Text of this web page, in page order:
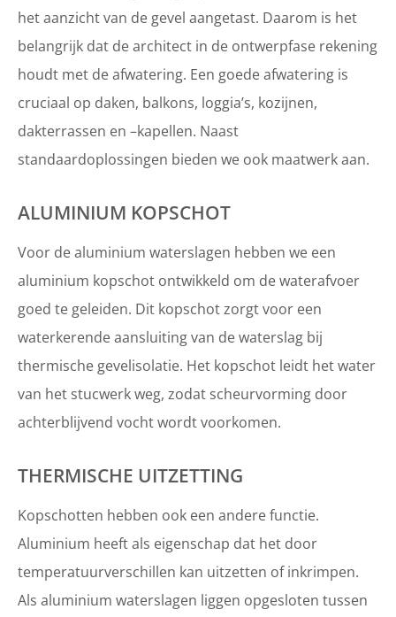
het aanzicht van de gevel aangetast. Daarom is het
belangrijk dat de architect in de ontwerpfase rekening
houdt met de afwatering. Een goede afwatering is
cruciaal op daken, balkons, loggia’s, kozijnen,
dakterrassen en –kapellen. Naast
standaardoplossingen bieden we ook maatwerk aan.
ALUMINIUM KOPSCHOT
Voor de aluminium waterslagen hebben we een
aluminium kopschot ontwikkeld om de waterafvoer
goed te geleiden. Dit kopschot zorgt voor een
waterkerende aansluiting van de waterslag bij
thermische gevelisolatie. Het kopschot leidt het water
van het stucwerk weg, zodat scheurvorming door
achterblijvend vocht wordt voorkomen.
THERMISCHE UITZETTING
Kopschotten hebben ook een andere functie.
Aluminium heeft als eigenschap dat het door
temperatuurverschillen kan uitzetten of inkrimpen.
Als aluminium waterslagen liggen opgesloten tussen